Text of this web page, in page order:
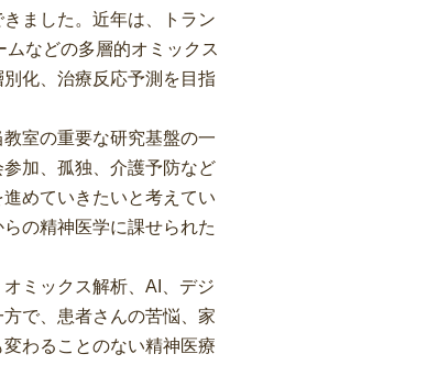
ました。近年は、トラン
などの多層的オミックス
化、治療反応予測を目指
室の重要な研究基盤の一
加、孤独、介護予防など
めていきたいと考えてい
の精神医学に課せられた
ミックス解析、AI、デジ
で、患者さんの苦悩、家
わることのない精神医療